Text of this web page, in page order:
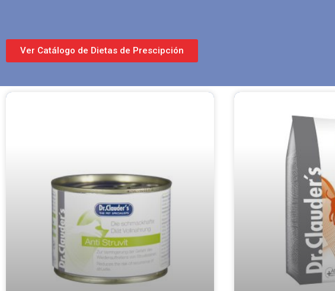
Ver Catálogo de Dietas de Prescipción